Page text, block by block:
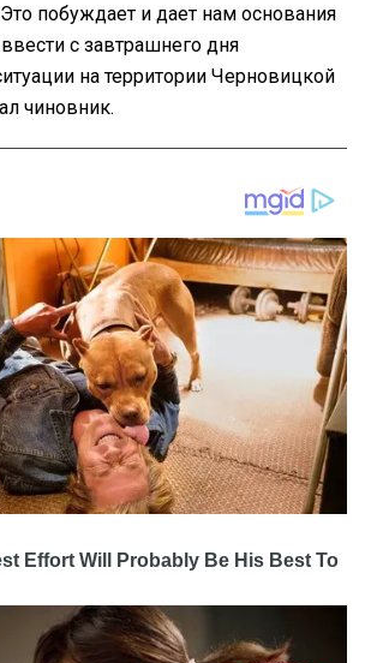
побуждает и дает нам основания
с завтрашнего дня
на территории Черновицкой
чиновник.